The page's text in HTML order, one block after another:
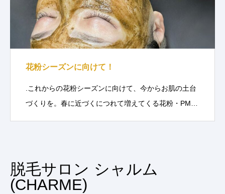
花粉シーズンに向けて！
.これからの花粉シーズンに向けて、今からお肌の土台
づくりを。春に近づくにつれて増えてくる花粉・PM…
脱毛サロン シャルム
(CHARME)